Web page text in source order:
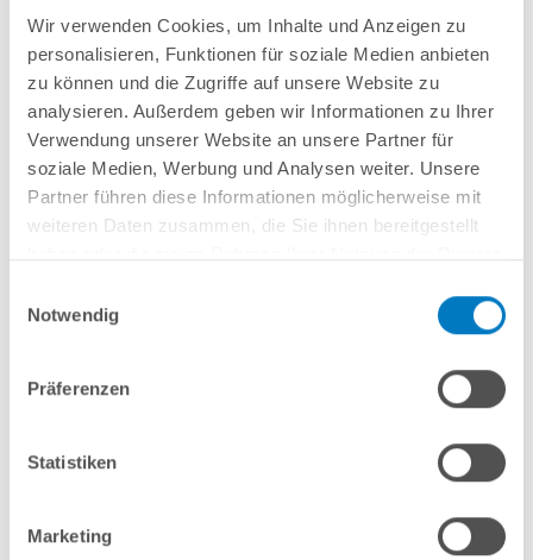
Wir verwenden Cookies, um Inhalte und Anzeigen zu
personalisieren, Funktionen für soziale Medien anbieten
zu können und die Zugriffe auf unsere Website zu
analysieren. Außerdem geben wir Informationen zu Ihrer
Verwendung unserer Website an unsere Partner für
soziale Medien, Werbung und Analysen weiter. Unsere
Partner führen diese Informationen möglicherweise mit
weiteren Daten zusammen, die Sie ihnen bereitgestellt
Notwendig
Präferenzen
Statistiken
Marketing
Ovalpool PS SQ 5,25 x 3,20 x 1,50 m | Alu-Handlauf | 4D-
Folie grün 0,9 mm | PROFI-Set
Kurzbeschreibung
2.599,00 € *
(-43,49% vom UVP)
Lieferung in ca. 3-6 Arbeitstagen